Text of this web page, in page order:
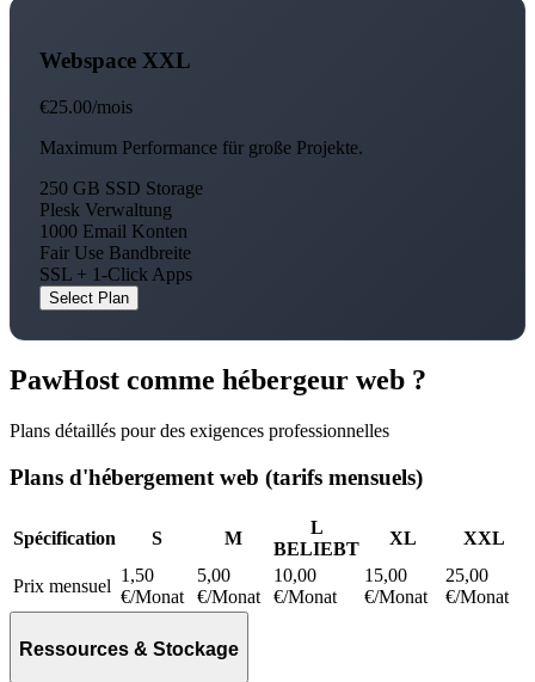
Webspace XXL
€25.00/mois
Maximum Performance für große Projekte.
250 GB SSD Storage
Plesk Verwaltung
1000 Email Konten
Fair Use Bandbreite
SSL + 1-Click Apps
Select Plan
PawHost comme hébergeur web ?
Plans détaillés pour des exigences professionnelles
Plans d'hébergement web (tarifs mensuels)
Spécification S M
L
BELIEBT
XL XXL
Prix mensuel
1,50
€/Monat
5,00
€/Monat
10,00
€/Monat
15,00
€/Monat
25,00
€/Monat
Ressources & Stockage